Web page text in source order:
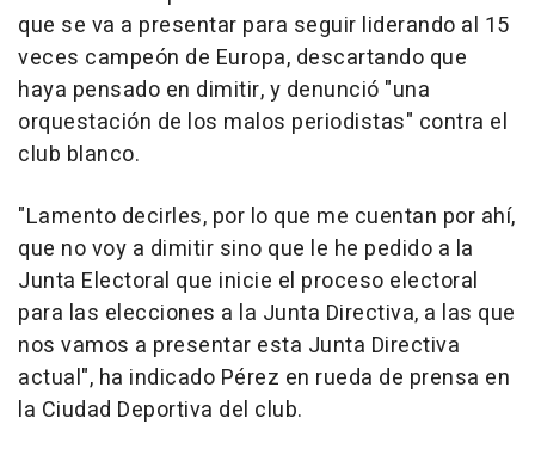
que se va a presentar para seguir liderando al 15
veces campeón de Europa, descartando que
haya pensado en dimitir, y denunció "una
orquestación de los malos periodistas" contra el
club blanco.
"Lamento decirles, por lo que me cuentan por ahí,
que no voy a dimitir sino que le he pedido a la
Junta Electoral que inicie el proceso electoral
para las elecciones a la Junta Directiva, a las que
nos vamos a presentar esta Junta Directiva
actual", ha indicado Pérez en rueda de prensa en
la Ciudad Deportiva del club.